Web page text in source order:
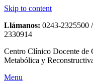
Skip to content
Llámanos: 0243-2325500
2330914
Centro Clínico Docente de
Metabólica y
Menu